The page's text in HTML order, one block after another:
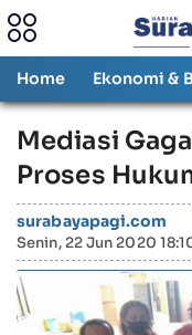
Home Ekonomi &
Mediasi
Proses
surabayapagi.com
Senin, 22 Jun 2020